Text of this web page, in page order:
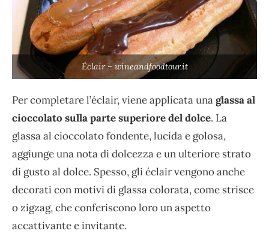
Éclair – wineandfoodtour.it
Per completare l’éclair, viene applicata unaglassa al
cioccolato sulla parte superiore del dolce. La
glassa al cioccolato fondente, lucida e golosa,
aggiunge una nota di dolcezza e un ulteriore strato
di gusto al dolce. Spesso, gli éclair vengono anche
decorati con motivi di glassa colorata, come strisce
o zigzag, che conferiscono loro un aspetto
accattivante e invitante.